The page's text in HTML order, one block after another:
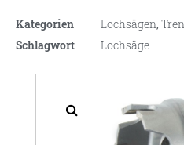
Kategorien Lochsägen,
Schlagwort
Lochsäge